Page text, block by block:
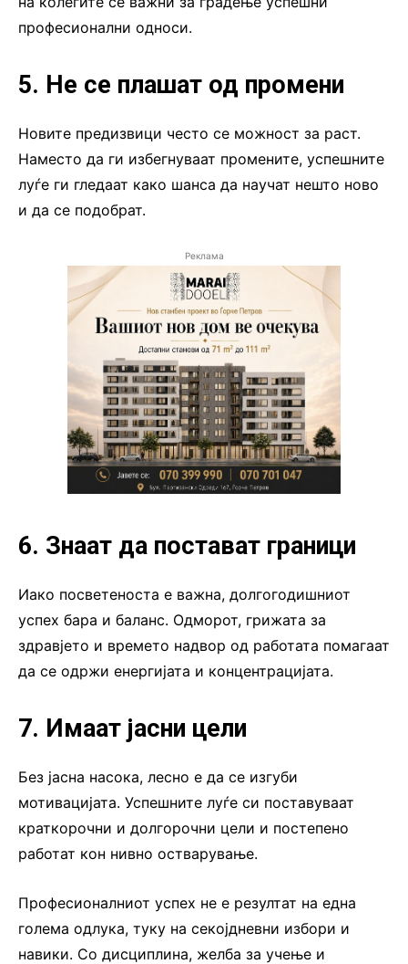
професионални односи.
5. Не се плашат од промени
Новите предизвици често се можност за раст.
Наместо да ги избегнуваат промените, успешните
луѓе ги гледаат како шанса да научат нешто ново
и да се подобрат.
Реклама
6. Знаат да постават граници
Иако посветеноста е важна, долгогодишниот
успех бара и баланс. Одморот, грижата за
здравјето и времето надвор од работата помагаат
да се одржи енергијата и концентрацијата.
7. Имаат јасни цели
Без јасна насока, лесно е да се изгуби
мотивацијата. Успешните луѓе си поставуваат
краткорочни и долгорочни цели и постепено
работат кон нивно остварување.
Професионалниот успех не е резултат на една
голема одлука, туку на секојдневни избори и
навики. Со дисциплина, желба за учење и